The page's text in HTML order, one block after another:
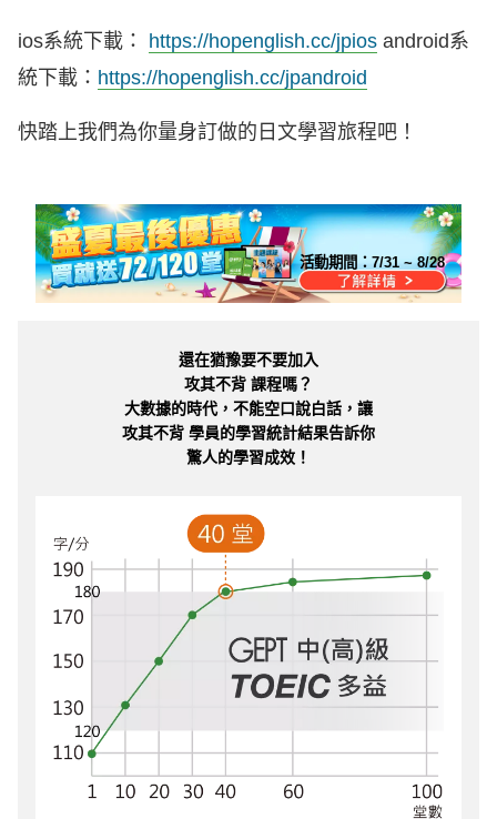
ios系統下載： https://hopenglish.cc/jpios android系
統下載： https://hopenglish.cc/jpandroid
快踏上我們為你量身訂做的日文學習旅程吧！
活動期間：7/31 ~ 8/28
還在猶豫要不要加入
攻其不背 課程嗎？
大數據的時代，不能空口說白話，讓
攻其不背 學員的學習統計結果告訴你
驚人的學習成效！